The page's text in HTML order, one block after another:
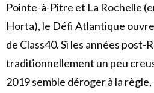
Pointe-à-Pitre et La Rochelle
Horta), le Défi Atlantique ouvre
de Class40. Si les années post-
traditionnellement un peu
2019 semble déroger à la